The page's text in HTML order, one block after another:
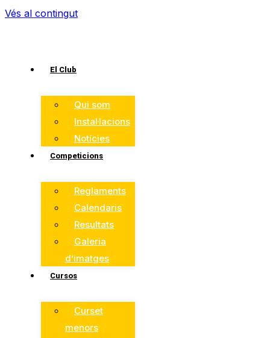
Vés al contingut
El Club
Qui som
Instal·lacions
Notícies
Competicions
Reglaments
Calendaris
Resultats
Galeria
d’imatges
Cursos
Curset
menors